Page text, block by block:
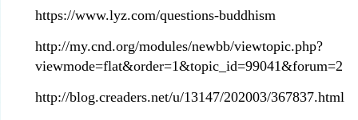
https://www.lyz.com/questions-buddhism
http://my.cnd.org/modules/newbb/viewtopic.php?
viewmode=flat&order=1&topic_id=99041&forum=2
http://blog.creaders.net/u/13147/202003/367837.html